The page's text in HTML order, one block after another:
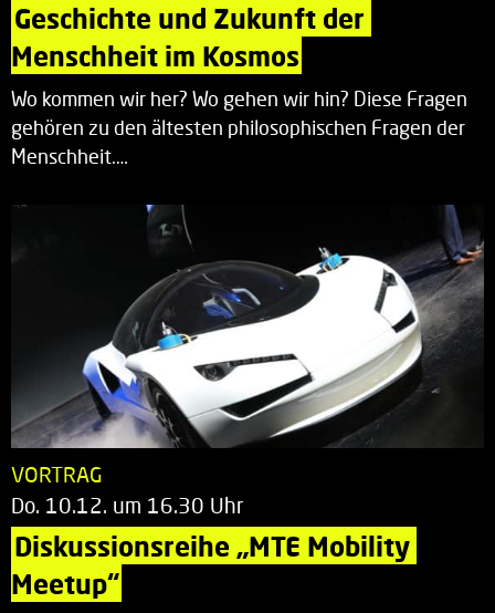
Geschichte und Zukunft der
Menschheit im Kosmos
Wo kommen wir her? Wo gehen wir hin? Diese Fragen
gehören zu den ältesten philosophischen Fragen der
Menschheit.…
VORTRAG
Do. 10.12. um 16.30 Uhr
Diskussionsreihe „MTE Mobility
Meetup“